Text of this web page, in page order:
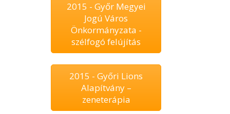
2015 - Győr Megyei
Jogú Város
Önkormányzata -
szélfogó felújítás
2015 - Győri Lions
Alapítvány –
zeneterápia